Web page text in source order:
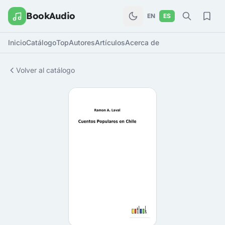
BookAudio EN ES
InicioCatálogoTopAutoresArtículosAcerca de
Volver al catálogo